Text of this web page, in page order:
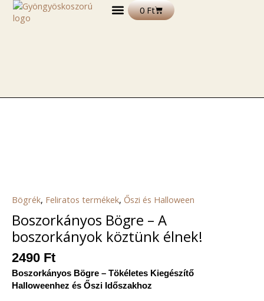
Skip
0FtKosár
Bögrék, Feliratos termékek, Őszi és Halloween
Boszorkányos Bögre – A
boszorkányok köztünk élnek!
2490 Ft
Boszorkányos Bögre – Tökéletes Kiegészítő
Halloweenhez és Őszi Időszakhoz